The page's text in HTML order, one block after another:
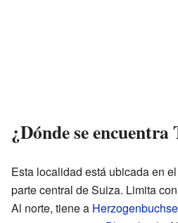
¿Dónde se
Esta localidad está ubicada en el
parte central de Suiza. Limita
Al norte, tiene a